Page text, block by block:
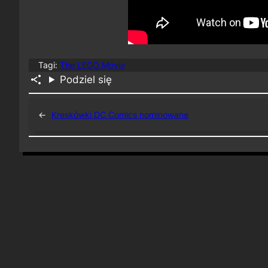
Tagi: The LEGO Movie
Podziel się
← Kreskówki DC Comics nominowane